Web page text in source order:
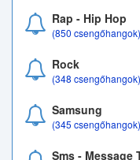
Rap - Hip Hop
(850 csengőhangok)
Rock
(348 csengőhangok)
Samsung
(345 csengőhangok)
Sms - Message